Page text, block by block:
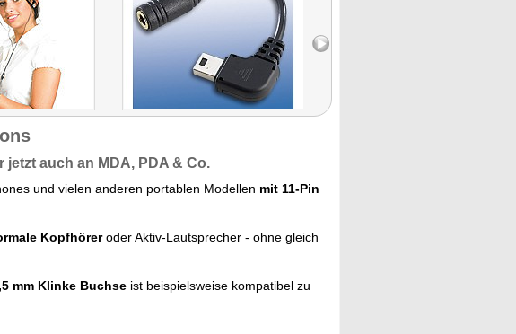
auch an MDA, PDA & Co.
und vielen anderen portablen Modellen mit 11-Pin
Kopfhöreroder Aktiv-Lautsprecher - ohne gleich
mm Klinke Buchse ist beispielsweise kompatibel zu